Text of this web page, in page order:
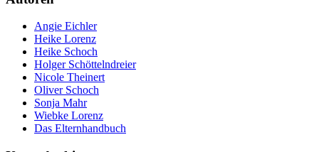
Angie Eichler
Heike Lorenz
Heike Schoch
Holger Schöttelndreier
Nicole Theinert
Oliver Schoch
Sonja Mahr
Wiebke Lorenz
Das Elternhandbuch